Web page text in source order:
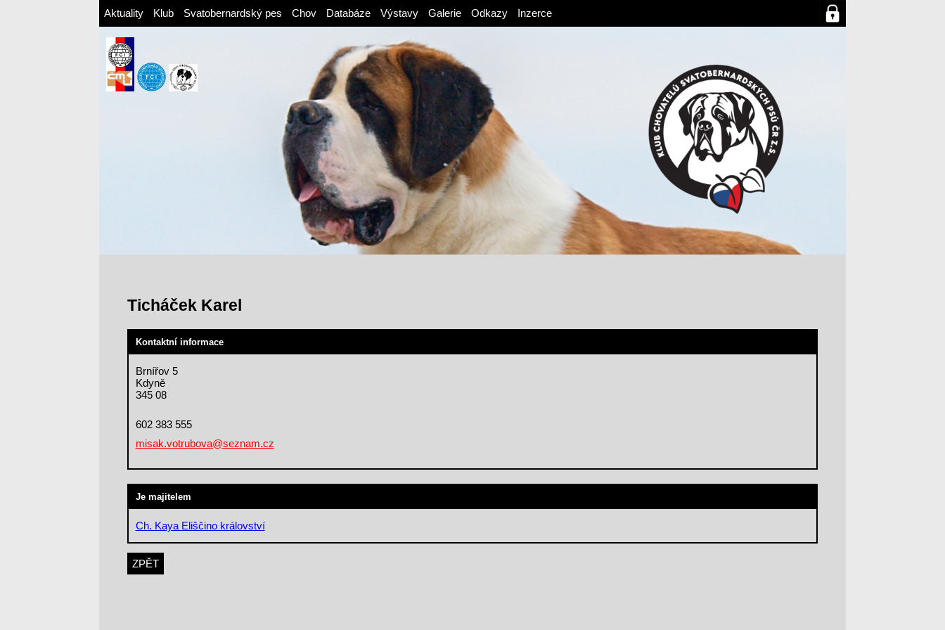
Aktuality Klub Svatobernardský pes Chov Databáze Výstavy Galerie Odkazy Inzerce
Ticháček Karel
Kontaktní informace
Brnířov 5
Kdyně
345 08
602 383 555
misak.votrubova@seznam.cz
Je majitelem
Ch. Kaya Eliščino království
ZPĚT